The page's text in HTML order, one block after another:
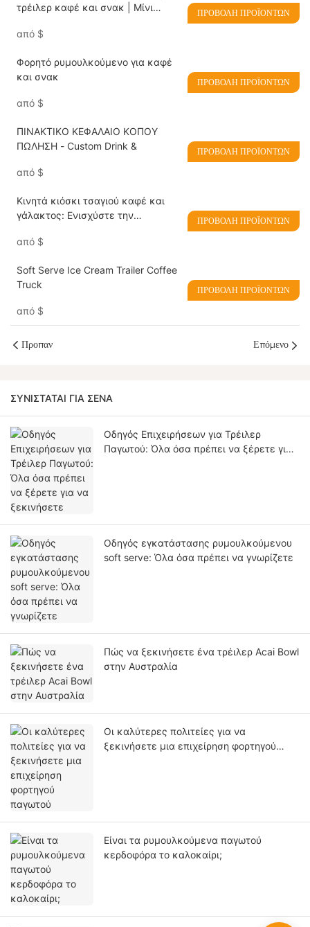
τρέιλερ καφέ και σνακ | Μίνι
επιχείρηση
από $
ΠΡΟΒΟΛΉ ΠΡΟΪΌΝΤΩΝ
Φορητό ρυμουλκούμενο για καφέ
και σνακ
από $
ΠΡΟΒΟΛΉ ΠΡΟΪΌΝΤΩΝ
ΠΙΝΑΚΤΙΚΟ ΚΕΦΑΛΑΙΟ ΚΟΠΟΥ
ΠΩΛΗΣΗ - Custom Drink &
από $
ΠΡΟΒΟΛΉ ΠΡΟΪΌΝΤΩΝ
Κινητά κιόσκι τσαγιού καφέ και
γάλακτος: Ενισχύστε την
κινητικότητα και στυλ
από $
ΠΡΟΒΟΛΉ ΠΡΟΪΌΝΤΩΝ
Soft Serve Ice Cream Trailer Coffee
Truck
από $
ΠΡΟΒΟΛΉ ΠΡΟΪΌΝΤΩΝ
Προπαν Επόμενο
ΣΥΝΙΣΤΆΤΑΙ ΓΙΑ ΣΈΝΑ
Οδηγός Επιχειρήσεων για Τρέιλερ
Παγωτού: Όλα όσα πρέπει να ξέρετε για
Οδηγός εγκατάστασης ρυμουλκούμενου
soft serve: Όλα όσα πρέπει να γνωρίζετε
Πώς να ξεκινήσετε ένα τρέιλερ Acai Bowl
στην Αυστραλία
Οι καλύτερες πολιτείες για να
ξεκινήσετε μια επιχείρηση φορτηγού
Είναι τα ρυμουλκούμενα παγωτού
κερδοφόρα το καλοκαίρι;